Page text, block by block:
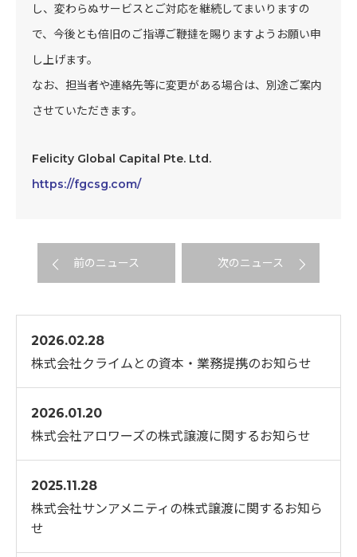
し、変わらぬサービスとご対応を継続してまいりますの
で、今後とも倍旧のご指導ご鞭撻を賜りますようお願い申
し上げます。
なお、担当者や連絡先等に変更がある場合は、別途ご案内
させていただきます。
Felicity Global Capital Pte. Ltd.
https://fgcsg.com/
前のニュース 次のニュース
2026.02.28
株式会社クライムとの資本・業務提携のお知らせ
2026.01.20
株式会社アロワーズの株式譲渡に関するお知らせ
2025.11.28
株式会社サンアメニティの株式譲渡に関するお知ら
せ